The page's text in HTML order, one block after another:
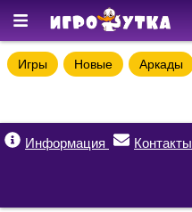
Игры Новые Аркады
Информация Контакты